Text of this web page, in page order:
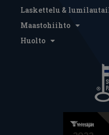
Laskettelu &
Maastohiihto
Huolto